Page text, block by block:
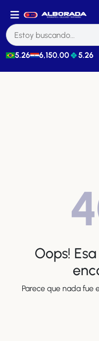
5.26 6,150.00 5.26
Oops!
Parece que nada fue